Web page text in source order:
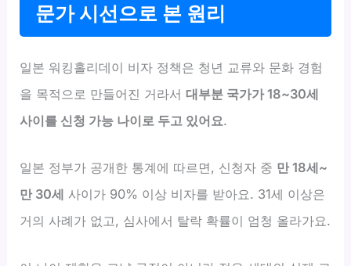
문가 시선으로 본 원리
일본 워킹홀리데이 비자 정책은 청년 교류와 문화 경험
을 목적으로 만들어진 거라서 대부분 국가가 18~30세
사이를 신청 가능 나이로 두고 있어요.
일본 정부가 공개한 통계에 따르면, 신청자 중 만 18세~
만 30세 사이가 90% 이상 비자를 받아요. 31세 이상은
거의 사례가 없고, 심사에서 탈락 확률이 엄청 올라가요.